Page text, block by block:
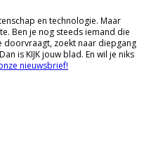
en technologie. Maar
Ben je nog steeds iemand die
doorvraagt, zoekt naar diepgang
is KIJK jouw blad. En wil je niks
nieuwsbrief!